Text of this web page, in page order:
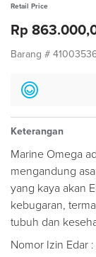
Retail Price
Rp
Barang #
Keterangan
Marine Omega
mengandung
yang kaya akan
kebugaran,
tubuh dan
Nomor Izin Edar